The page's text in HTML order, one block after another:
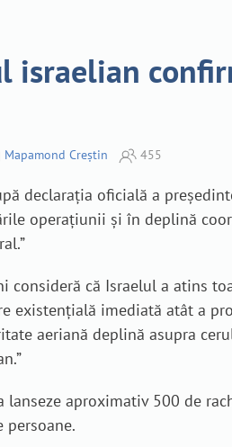
israelian
Mapamond Creștin 455
declarația oficială a
operațiunii și în deplină
consideră că Israelul a atins
existențială imediată atât a
aeriană deplină asupra
lanseze aproximativ 500 de
persoane.